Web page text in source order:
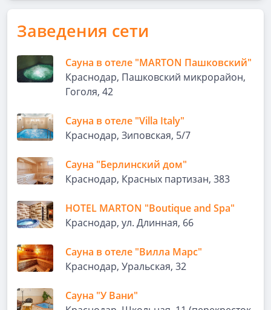
Заведения сети
Сауна в отеле "MARTON Пашковский"
Краснодар, Пашковский микрорайон,
Гоголя, 42
Сауна в отеле "Villa Italy"
Краснодар, Зиповская, 5/7
Сауна "Берлинский дом"
Краснодар, Красных партизан, 383
HOTEL MARTON "Boutique and Spa"
Краснодар, ул. Длинная, 66
Сауна в отеле "Вилла Марс"
Краснодар, Уральская, 32
Сауна "У Вани"